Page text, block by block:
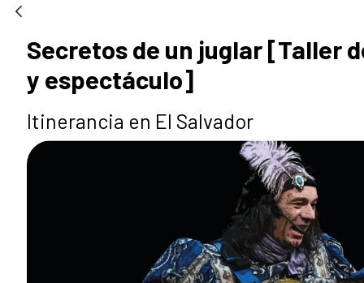
Secretos de un juglar [Taller
y espectáculo]
Itinerancia en El Salvador